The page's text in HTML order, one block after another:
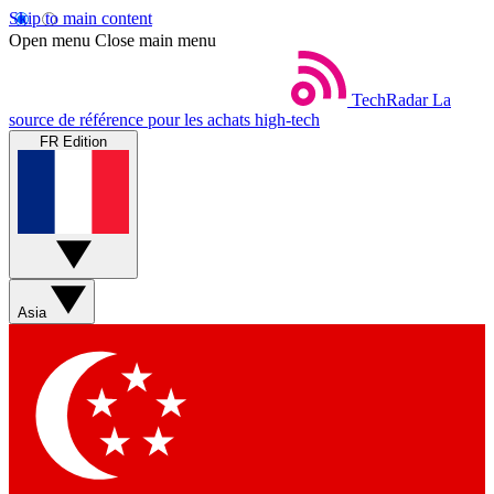
Skip to main content
Open menu Close main menu
TechRadar La
source de référence pour les achats high-tech
FR Edition
Asia